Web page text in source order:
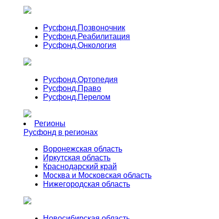
Русфонд.Позвоночник
Русфонд.Реабилитация
Русфонд.Онкология
Русфонд.Ортопедия
Русфонд.Право
Русфонд.Перелом
Регионы
Русфонд в регионах
Воронежская область
Иркутская область
Краснодарский край
Москва и Московская область
Нижегородская область